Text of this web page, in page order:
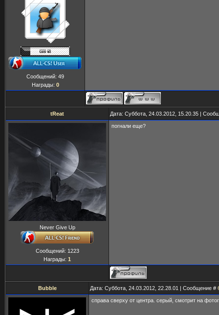
Сообщений: 49
Награды: 0
tReat Дата: Суббота, 24.03.2012, 15.20.35 |
Never Give Up
Сообщений: 1223
Награды: 1
погнали еще?
Bubble Дата: Суббота, 24.03.2012, 22.28.01 | Сообщение #
справа сверху от центра. серый, смотрит на